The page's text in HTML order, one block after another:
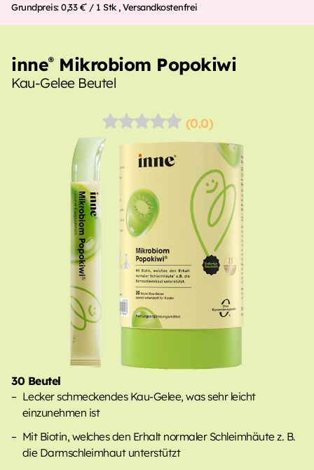
Grundpreis:0,33 €*/ 1 Stk , Versandkostenfrei
inne®Mikrobiom Popokiwi
Kau-Gelee Beutel
(0.0)
30 Beutel
Lecker schmeckendes Kau-Gelee, was sehr leicht
einzunehmen ist
Mit Biotin, welches den Erhalt normaler Schleimhäute z. B.
die Darmschleimhaut unterstützt